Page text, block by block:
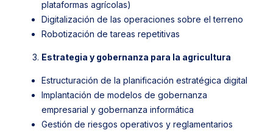
plataformas agrícolas)
Digitalización de las operaciones sobre el terreno
Robotización de tareas repetitivas
Estrategia y gobernanza para la agricultura
Estructuración de la planificación estratégica digital
Implantación de modelos de gobernanza
empresarial y gobernanza informática
Gestión de riesgos operativos y reglamentarios